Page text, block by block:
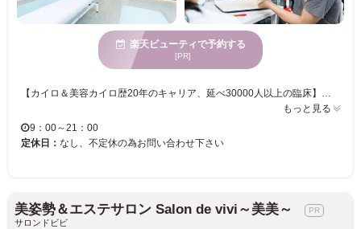
楽天ビューティで予約する
[PR]
【カイロ＆美容カイロ歴20年のキャリア、延べ30000人以上の臨床】から丁寧なカウンセリングと検査、アドバイスを心掛けています♪ テキサスカイロプラクティック、ハワイ大学での留学、解剖実習の経験から安全で確かな施術を受けることができます。 産前、妊娠中、産後のケアまでトータルサポート☆ 《★★★お薦め人気コース★★★》 【骨格からのスタイルUP＋小顔調整】 スタイルも小顔も両方すっきり！人気メニュー♪筋肉をほぐしリンパも流していく小顔テクニック◎ 美と健康をサポートする「カイロプラクティックしみず」で、健やかな美しさへ♪お客様のご来店をお待ちしております！
もっと見る
9：00～21：00
定休日： なし、不定休の為お問い合わせ下さい
美姿勢＆エステサロン Salon de vivi～美美～
サロンドビビ